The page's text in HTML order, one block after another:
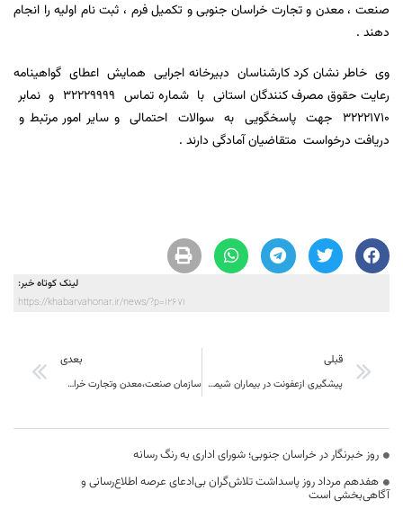
صنعت ، معدن و تجارت خراسان جنوبی و تکمیل فرم ، ثبت نام اولیه را انجام
دهند .
وی خاطر نشان کرد کارشناسان دبیرخانه اجرایی همایش اعطای گواهینامه
رعایت حقوق مصرف کنندگان استانی با شماره تماس 32229999 و نمابر
32221710 جهت پاسخگویی به سوالات احتمالی و سایر امور مرتبط و
دریافت درخواست متقاضیان آمادگی دارند .
لینک کوتاه خبر:
https://khabarvahonar.ir/news/?p=12671
قبلی
پیشگیری ازعفونت در بیماران شیمی‌درمانی
بعدی
سازمان صنعت،معدن وتجارت خراسان جنوبی بعنوان دستگاه برتر از سوی وزیر صنعت،معدن وتجارت تقدیر شد
روز خبرنگار در خراسان جنوبی؛ شورای اداری به رنگ رسانه
هفدهم مرداد روز پاسداشت تلاش‌گران بی‌ادعای عرصه اطلاع‌رسانی و
آگاهی‌بخشی است